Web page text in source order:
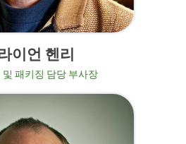
이언 헨리
및 패키징 담당 부사장